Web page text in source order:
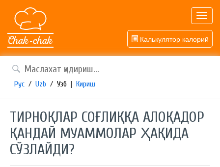
Калькулятор калорий
Рус / Uzb / Узб | Кириш
ТИРНОҚЛАР СОҒЛИҚҚА АЛОҚАДОР
ҚАНДАЙ МУАММОЛАР ҲАҚИДА
СЎЗЛАЙДИ?